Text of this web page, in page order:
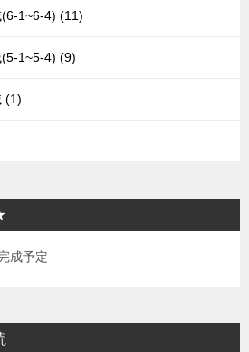
1~6-4) (11)
1~5-4) (9)
(1)
成予定